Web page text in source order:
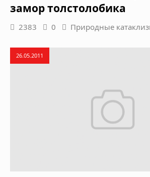
замор толстолобика
2383 0 Природные
26.05.2011